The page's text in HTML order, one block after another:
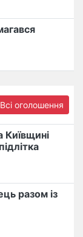
Всі оголошення
Київщині
разом із